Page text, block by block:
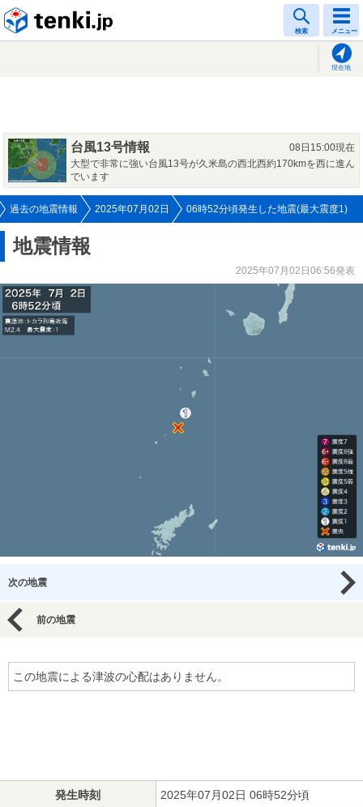
検索 メニュー
現在地
台風13号情報
08日15:00現在
大型で非常に強い台風13号が久米島の西北西約170kmを西に進ん
でいます
過去の地震情報 2025年07月02日 06時52分頃発生した地震(最大震度1)
地震情報
2025年07月02日06:56発表
次の地震
前の地震
この地震による津波の心配はありません。
発生時刻 2025年07月02日 06時52分頃